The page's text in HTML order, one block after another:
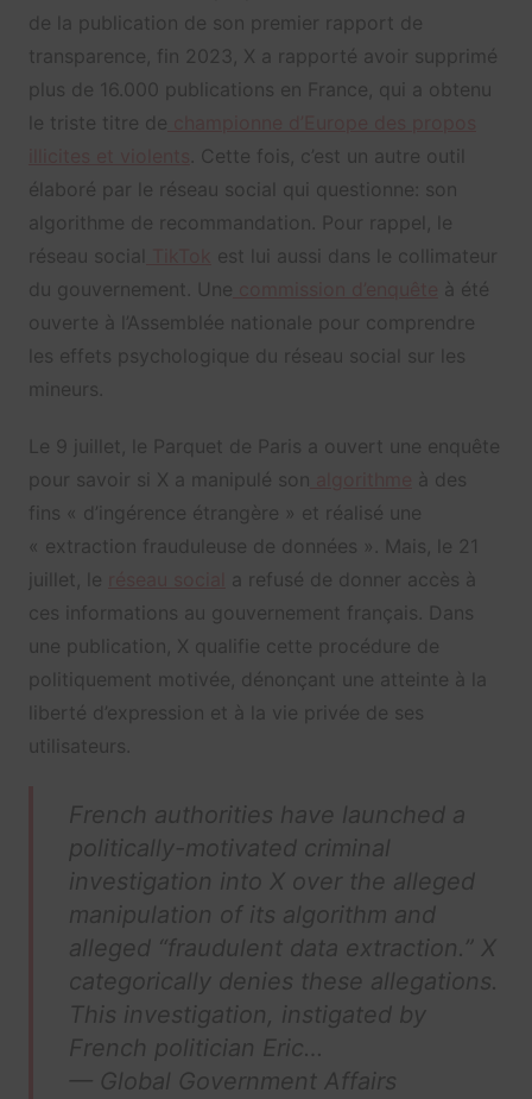
de la publication de son premier rapport de
transparence, fin 2023, X a rapporté avoir supprimé
plus de 16.000 publications en France, qui a obtenu
le triste titre de
. Cette fois, c’est un autre outil
élaboré par le réseau social qui questionne: son
algorithme de recommandation. Pour rappel, le
réseau social
est lui aussi dans le collimateur
du gouvernement. Une
à été
ouverte à l’Assemblée nationale pour comprendre
les effets psychologique du réseau social sur les
mineurs.
Le 9 juillet, le Parquet de Paris a ouvert une enquête
pour savoir si X a manipulé son
à des
fins « d’ingérence étrangère » et réalisé une
« extraction frauduleuse de données ». Mais, le 21
juillet, le
a refusé de donner accès à
ces informations au gouvernement français. Dans
une publication, X qualifie cette procédure de
politiquement motivée, dénonçant une atteinte à la
liberté d’expression et à la vie privée de ses
utilisateurs.
French authorities have launched a
politically-motivated criminal
investigation into X over the alleged
manipulation of its algorithm and
alleged “fraudulent data extraction.” X
categorically denies these allegations.
This investigation, instigated by
French politician Eric…
— Global Government Affairs